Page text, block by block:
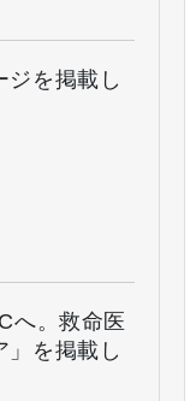
ジを掲載し
へ。救命医
」を掲載し